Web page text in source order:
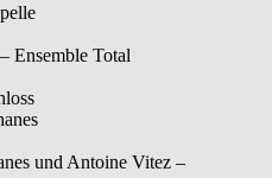
Ensemble Total
und Antoine Vitez –